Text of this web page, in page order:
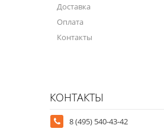
Доставка
Оплата
Контакты
КОНТАКТЫ
8 (495) 540-43-42